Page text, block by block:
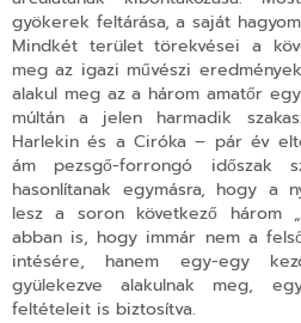
gyökerek feltárása, a saját
Mindkét terület törekvései a
meg az igazi művészi
alakul meg az a három amatőr
múltán a jelen harmadik
Harlekin és a Ciróka – pár év
ám pezsgő-forrongó időszak
hasonlítanak egymásra, hogy a
lesz a soron következő három
abban is, hogy immár nem a
intésére, hanem egy-egy
gyülekezve alakulnak meg,
feltételeit is biztosítva.